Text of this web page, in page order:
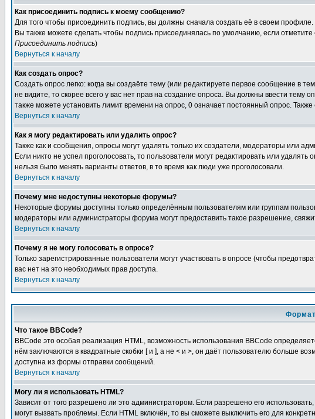
Как присоединить подпись к моему сообщению?
Для того чтобы присоединить подпись, вы должны сначала создать её в своем
Вы также можете сделать чтобы подпись присоединялась по умолчанию, если
Присоединить подпись)
Вернуться к началу
Как создать опрос?
Создать опрос легко: когда вы создаёте тему (или редактируете первое сообщение в
не видите, то скорее всего у вас нет прав на создание опроса. Вы должны ввести тему
также можете установить лимит времени на опрос, 0 означает постоянный опрос.
Вернуться к началу
Как я могу редактировать или удалить опрос?
Также как и сообщения, опросы могут удалять только их создатели, модераторы или
Если никто не успел проголосовать, то пользователи могут редактировать или
нельзя было менять варианты ответов, в то время как люди уже проголосовали.
Вернуться к началу
Почему мне недоступны некоторые форумы?
Некоторые форумы доступны только определённым пользователям или группам
модераторы или администраторы форума могут предоставить такое разрешение,
Вернуться к началу
Почему я не могу голосовать в опросе?
Только зарегистрированные пользователи могут участвовать в опросе (чтобы
вас нет на это необходимых прав доступа.
Вернуться к началу
Что такое BBCode?
BBCode это особая реализация HTML, возможность использования BBCode
нём заключаются в квадратные скобки [ и ], а не < и >, он даёт пользователю больше
доступна из формы отправки сообщений.
Вернуться к началу
Могу ли я использовать HTML?
Зависит от того разрешено ли это администратором. Если разрешено его
могут вызвать проблемы. Если HTML включён, то вы сможете выключить его для